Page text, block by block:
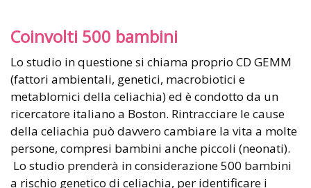
Coinvolti 500 bambini
Lo studio in questione si chiama proprio CD GEMM
(fattori ambientali, genetici, macrobiotici e
metablomici della celiachia) ed è condotto da un
ricercatore italiano a Boston. Rintracciare le cause
della celiachia può davvero cambiare la vita a molte
persone, compresi bambini anche piccoli (neonati).
Lo studio prenderà in considerazione 500 bambini
a rischio genetico di celiachia, per identificare i